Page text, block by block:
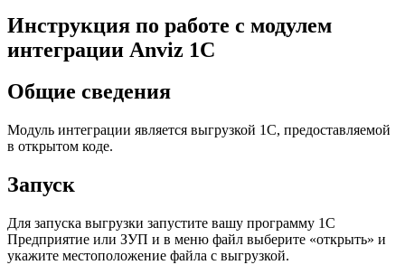
Инструкция по работе с модулем
интеграции Anviz 1C
Общие сведения
Модуль интеграции является выгрузкой 1С, предоставляемой
в открытом коде.
Запуск
Для запуска выгрузки запустите вашу программу 1С
Предприятие или ЗУП и в меню файл выберите «открыть» и
укажите местоположение файла с выгрузкой.